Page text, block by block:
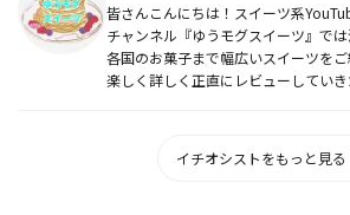
皆さんこんにちは！スイーツ系
チャンネル『ゆうモグスイーツ』で
各国のお菓子まで幅広いスイーツを
楽しく詳しく正直にレビューしてい
イチオシストをもっと見る